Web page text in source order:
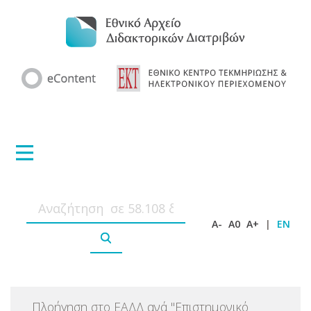
A- A0 A+ | EN
Πλοήγηση στο ΕΑΔΔ ανά "Επιστημονικό